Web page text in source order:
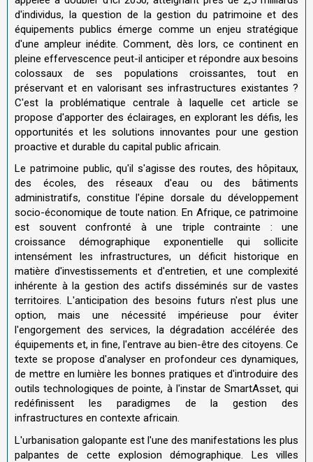
d'individus, la question de la gestion du patrimoine et des
équipements publics émerge comme un enjeu stratégique
d'une ampleur inédite. Comment, dès lors, ce continent en
pleine effervescence peut-il anticiper et répondre aux besoins
colossaux de ses populations croissantes, tout en
préservant et en valorisant ses infrastructures existantes ?
C'est la problématique centrale à laquelle cet article se
propose d'apporter des éclairages, en explorant les défis, les
opportunités et les solutions innovantes pour une gestion
proactive et durable du capital public africain.
Le patrimoine public, qu'il s'agisse des routes, des hôpitaux,
des écoles, des réseaux d'eau ou des bâtiments
administratifs, constitue l'épine dorsale du développement
socio-économique de toute nation. En Afrique, ce patrimoine
est souvent confronté à une triple contrainte : une
croissance démographique exponentielle qui sollicite
intensément les infrastructures, un déficit historique en
matière d'investissements et d'entretien, et une complexité
inhérente à la gestion des actifs disséminés sur de vastes
territoires. L'anticipation des besoins futurs n'est plus une
option, mais une nécessité impérieuse pour éviter
l'engorgement des services, la dégradation accélérée des
équipements et, in fine, l'entrave au bien-être des citoyens. Ce
texte se propose d'analyser en profondeur ces dynamiques,
de mettre en lumière les bonnes pratiques et d'introduire des
outils technologiques de pointe, à l'instar de SmartAsset, qui
redéfinissent les paradigmes de la gestion des
infrastructures en contexte africain.
L'urbanisation galopante est l'une des manifestations les plus
palpantes de cette explosion démographique. Les villes